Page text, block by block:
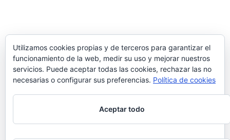
Utilizamos cookies propias y de terceros para garantizar el
funcionamiento de la web, medir su uso y mejorar nuestros
servicios. Puede aceptar todas las cookies, rechazar las no
necesarias o configurar sus preferencias. Política de cookies
Aceptar todo